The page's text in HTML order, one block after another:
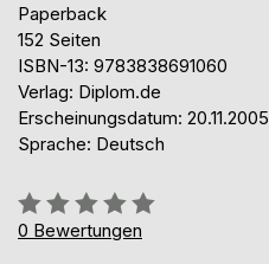
Paperback
152 Seiten
ISBN-13: 9783838691060
Verlag: Diplom.de
Erscheinungsdatum: 20.11.2005
Sprache: Deutsch
Bewertung::
0%
0 Bewertungen